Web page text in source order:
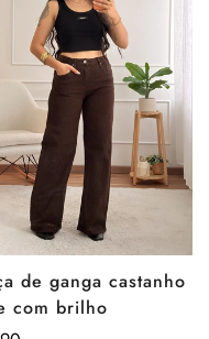
de ganga castanho
com brilho